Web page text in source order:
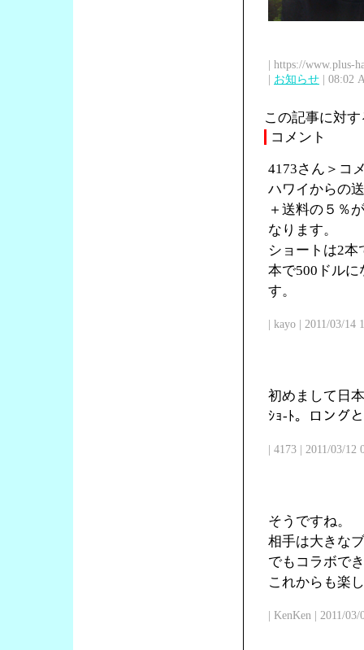
| https://www.plus-
| お知らせ | 08:02
この記事に対
コメント
4173さん＞コ
ハワイからの
＋送料の５％
なります。
ショートは2本
本で500ドル
す。
| kayo | 2011/03/14
初めまして日
ｼｮ-ﾄ。ロング
| 4173 | 2011/03/12
そうですね。
相手は大きな
でもコラボで
これからも楽
| KenKen | 2011/